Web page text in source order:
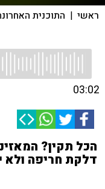
ראשי | התוכנית
03:02
דלקת חריפה ולא